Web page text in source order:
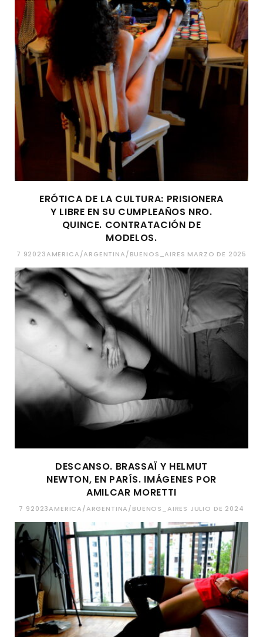
ERÓTICA DE LA CULTURA: PRISIONERA
Y LIBRE EN SU CUMPLEAÑOS NRO.
QUINCE. CONTRATACIÓN DE
MODELOS.
7 92023AMERICA/ARGENTINA/BUENOS_AIRES MARZO DE 2025
DESCANSO. BRASSAÏ Y HELMUT
NEWTON, EN PARÍS. IMÁGENES POR
AMILCAR MORETTI
7 92023AMERICA/ARGENTINA/BUENOS_AIRES JULIO DE 2024